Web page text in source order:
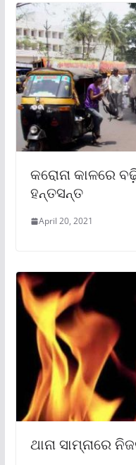
କରୋନା କାଳରେ
ହନ୍ତସନ୍ତ
April 20, 2021
ଥାନା ସାମ୍ନାରେ